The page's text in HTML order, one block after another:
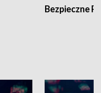
Bezpieczne